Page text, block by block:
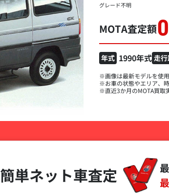
グレード不明
MOTA査定額0
年式 1990年式 走
※画像は最新モデルを使
※お車の状態やエリア、
※直近3か月のMOTA買取
簡単ネット車査定